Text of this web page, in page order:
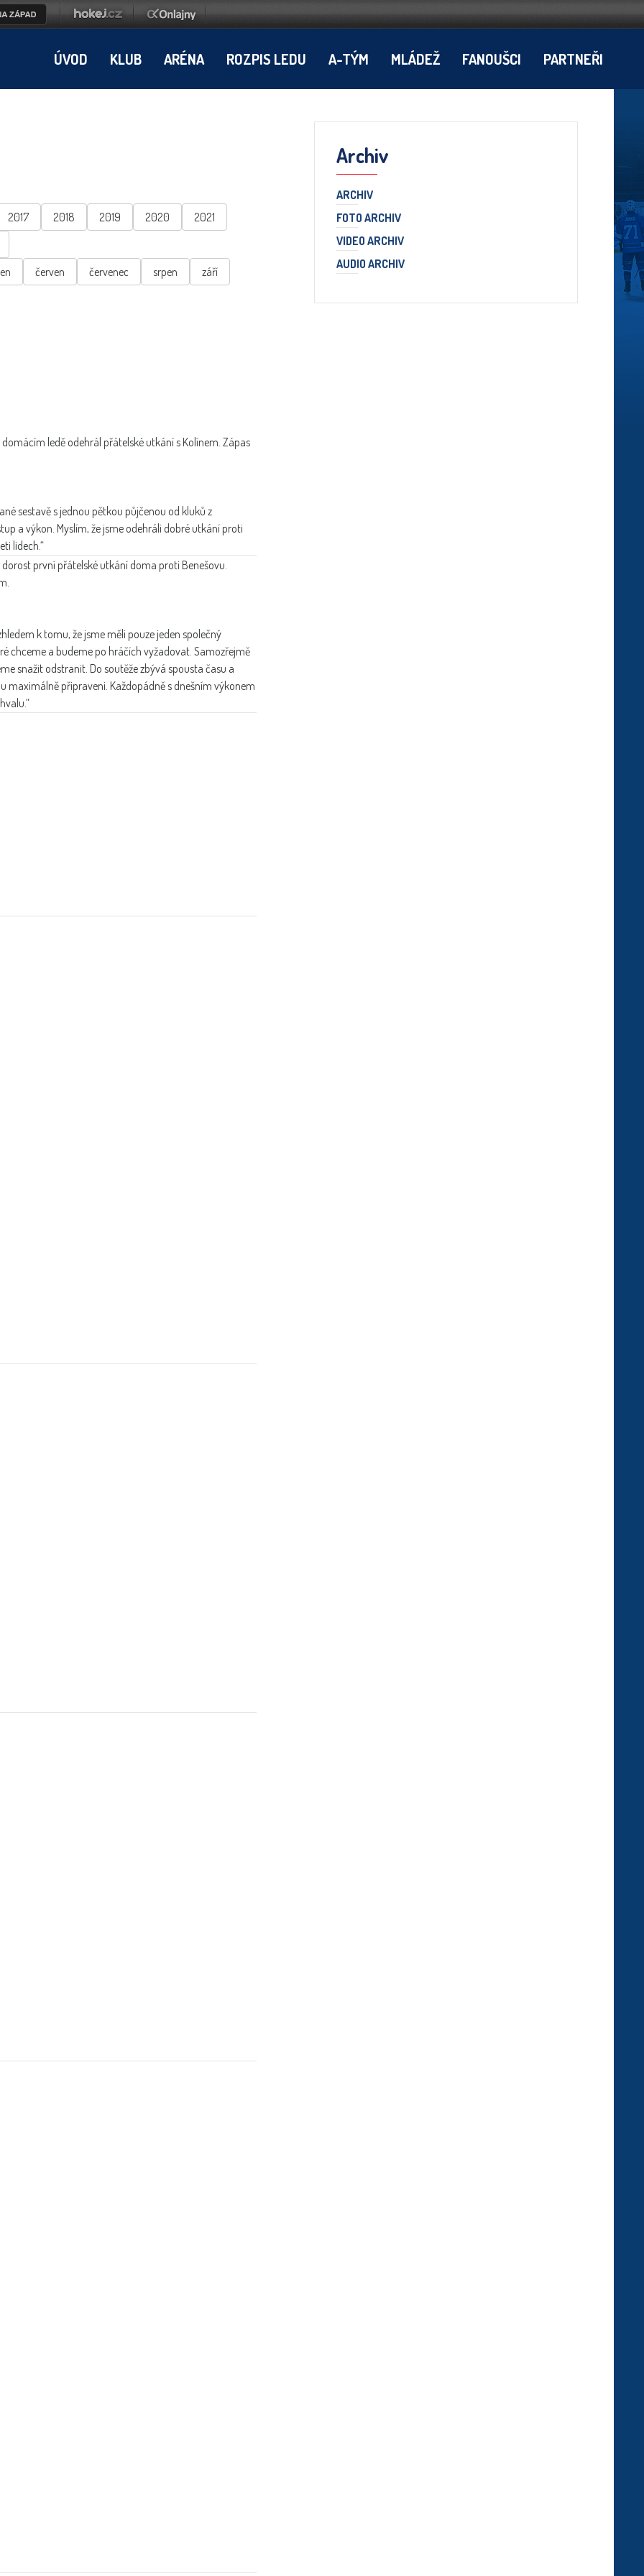
ÚVOD KLUB ARÉNA ROZPIS LEDU A-TÝM MLÁDEŽ FANOUŠCI PARTNEŘI
2017 2018 2019 2020 2021
červen červenec srpen září
ledě odehrál přátelské utkání s Kolínem. Zápas
sestavě s jednou pětkou půjčenou od kluků z
a výkon. Myslím, že jsme odehráli dobré utkání proti
lidech.“
první přátelské utkání doma proti Benešovu.
k tomu, že jsme měli pouze jeden společný
chceme a budeme po hráčích vyžadovat. Samozřejmě
snažit odstranit. Do soutěže zbývá spousta času a
maximálně připraveni. Každopádně s dnešním výkonem
Archiv
ARCHIV
FOTO ARCHIV
VIDEO ARCHIV
AUDIO ARCHIV